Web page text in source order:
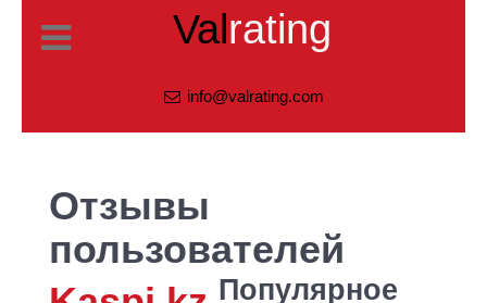
Valrating
info@valrating.com
Отзывы
пользователей
Популярное